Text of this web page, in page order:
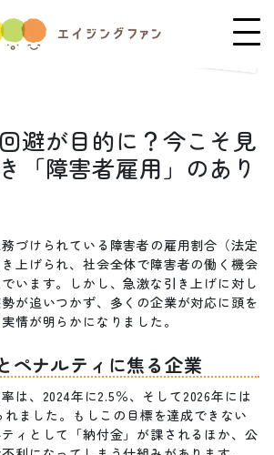
避が目的に？今こそ見
「障害者雇用」のあり
づけられている障害者の雇用割合（法定
上げられ、社会全体で障害者の働く機会
います。しかし、急激な引き上げに対し
が追いつかず、多くの企業が対応に頭を
情が明らかになりました。
ペナルティに焦る企業
は、2024年に2.5％、そして2026年には
れました。もしこの目標を達成できない
ィとして「納付金」が課されるほか、公